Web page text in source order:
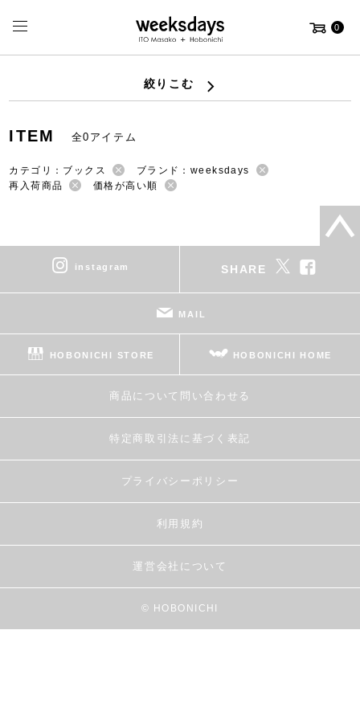
0
絞りこむ
ITEM 全0アイテム
カテゴリ：ブックス
ブランド：weeksdays
再入荷商品
価格が高い順
instagram SHARE
MAIL
HOBONICHI STORE HOBONICHI HOME
商品について問い合わせる
特定商取引法に基づく表記
プライバシーポリシー
利用規約
運営会社について
© HOBONICHI